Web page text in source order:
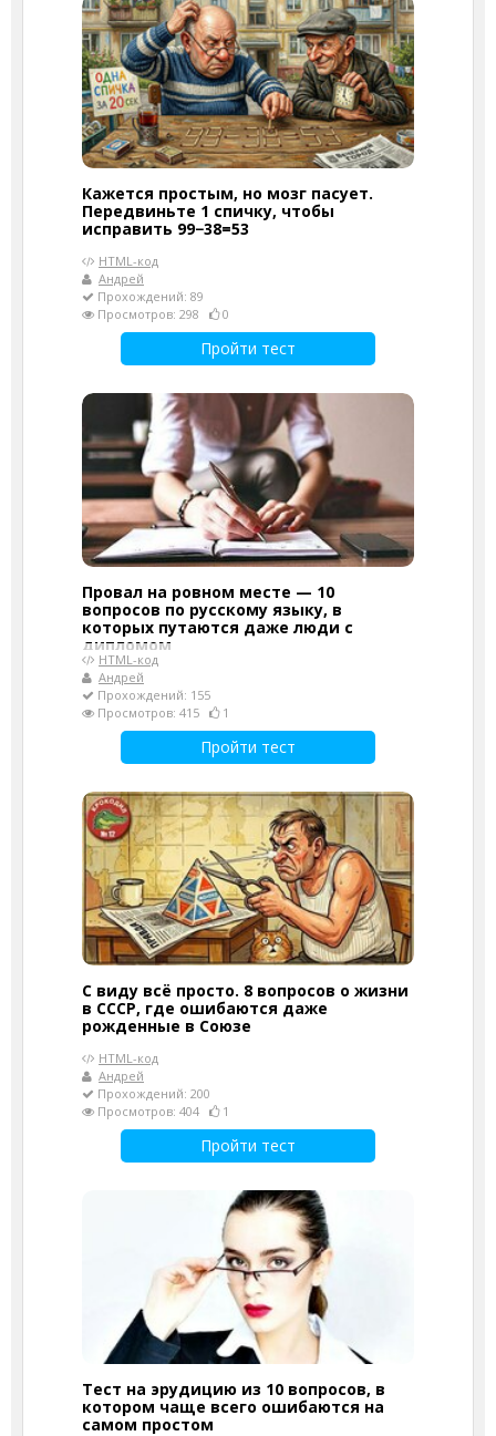
Кажется простым, но мозг пасует.
Передвиньте 1 спичку, чтобы
исправить 99−38=53
HTML-код
Андрей
Прохождений: 89
Просмотров: 298
0
Пройти тест
Провал на ровном месте — 10
вопросов по русскому языку, в
которых путаются даже люди с
дипломом
HTML-код
Андрей
Прохождений: 155
Просмотров: 415
1
Пройти тест
С виду всё просто. 8 вопросов о жизни
в СССР, где ошибаются даже
рожденные в Союзе
HTML-код
Андрей
Прохождений: 200
Просмотров: 404
1
Пройти тест
Тест на эрудицию из 10 вопросов, в
котором чаще всего ошибаются на
самом простом